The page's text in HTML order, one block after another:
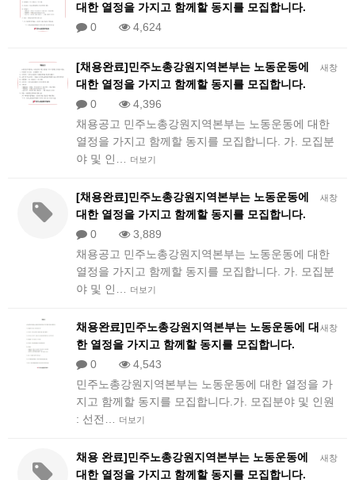
대한 열정을 가지고 함께할 동지를 모집합니다.
0
4,624
새창
[채용완료]민주노총강원지역본부는 노동운동에
대한 열정을 가지고 함께할 동지를 모집합니다.
0
4,396
채용공고 민주노총강원지역본부는 노동운동에 대한
열정을 가지고 함께할 동지를 모집합니다. 가. 모집분
야 및 인…
더보기
새창
[채용완료]민주노총강원지역본부는 노동운동에
대한 열정을 가지고 함께할 동지를 모집합니다.
0
3,889
채용공고 민주노총강원지역본부는 노동운동에 대한
열정을 가지고 함께할 동지를 모집합니다. 가. 모집분
야 및 인…
더보기
새창
채용완료]민주노총강원지역본부는 노동운동에 대
한 열정을 가지고 함께할 동지를 모집합니다.
0
4,543
민주노총강원지역본부는 노동운동에 대한 열정을 가
지고 함께할 동지를 모집합니다.가. 모집분야 및 인원
: 선전…
더보기
새창
채용 완료]민주노총강원지역본부는 노동운동에
대한 열정을 가지고 함께할 동지를 모집합니다.